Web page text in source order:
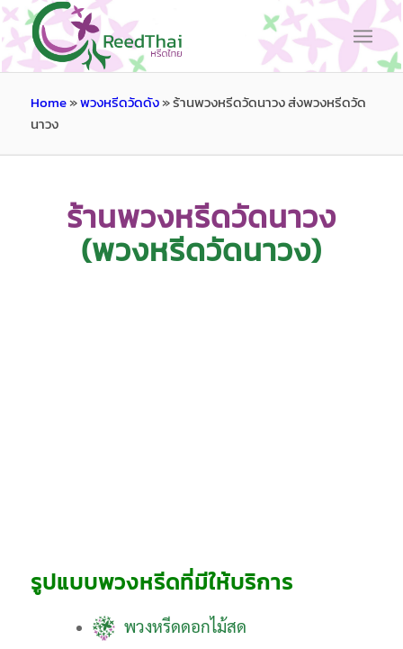
Home»พวงหรีดวัดดัง»ร้านพวงหรีดวัดนาวง ส่งพวงหรีดวัด
นาวง
ร้านพวงหรีดวัดนาวง
(พวงหรีดวัดนาวง)
รูปแบบพวงหรีดที่มีให้บริการ
พวงหรีดดอกไม้สด